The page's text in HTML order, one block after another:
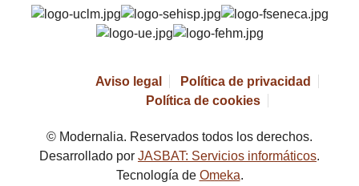
Aviso legal
Política de privacidad
Política de cookies
© Modernalia. Reservados todos los derechos.
Desarrollado por JASBAT: Servicios informáticos.
Tecnología de Omeka.